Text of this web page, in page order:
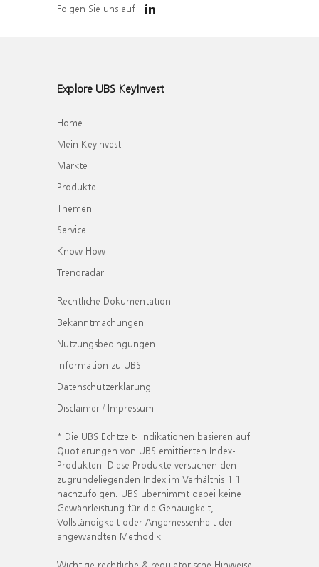
Folgen Sie uns auf
Explore UBS KeyInvest
Home
Mein KeyInvest
Märkte
Produkte
Themen
Service
Know How
Trendradar
Rechtliche Dokumentation
Bekanntmachungen
Nutzungsbedingungen
Information zu UBS
Datenschutzerklärung
Disclaimer / Impressum
* Die UBS Echtzeit- Indikationen basieren auf
Quotierungen von UBS emittierten Index-
Produkten. Diese Produkte versuchen den
zugrundeliegenden Index im Verhältnis 1:1
nachzufolgen. UBS übernimmt dabei keine
Gewährleistung für die Genauigkeit,
Vollständigkeit oder Angemessenheit der
angewandten Methodik.